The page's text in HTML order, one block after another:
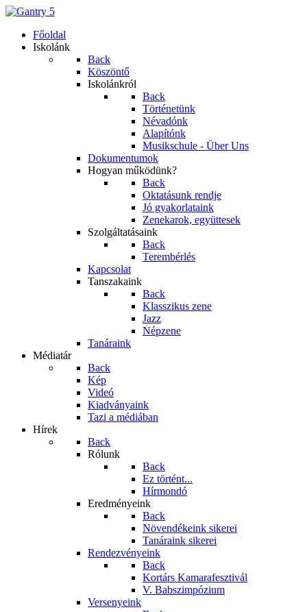
Főoldal
Iskolánk
Back
Köszöntő
Iskolánkról
Back
Történetünk
Névadónk
Alapítónk
Musikschule - Über Uns
Dokumentumok
Hogyan működünk?
Back
Oktatásunk rendje
Jó gyakorlataink
Zenekarok, együttesek
Szolgáltatásaink
Back
Terembérlés
Kapcsolat
Tanszakaink
Back
Klasszikus zene
Jazz
Népzene
Tanáraink
Médiatár
Back
Kép
Videó
Kiadványaink
Tazi a médiában
Hírek
Back
Rólunk
Back
Ez történt...
Hírmondó
Eredményeink
Back
Növendékeink sikerei
Tanáraink sikerei
Rendezvényeink
Back
Kortárs Kamarafesztivál
V. Babszimpózium
Versenyeink